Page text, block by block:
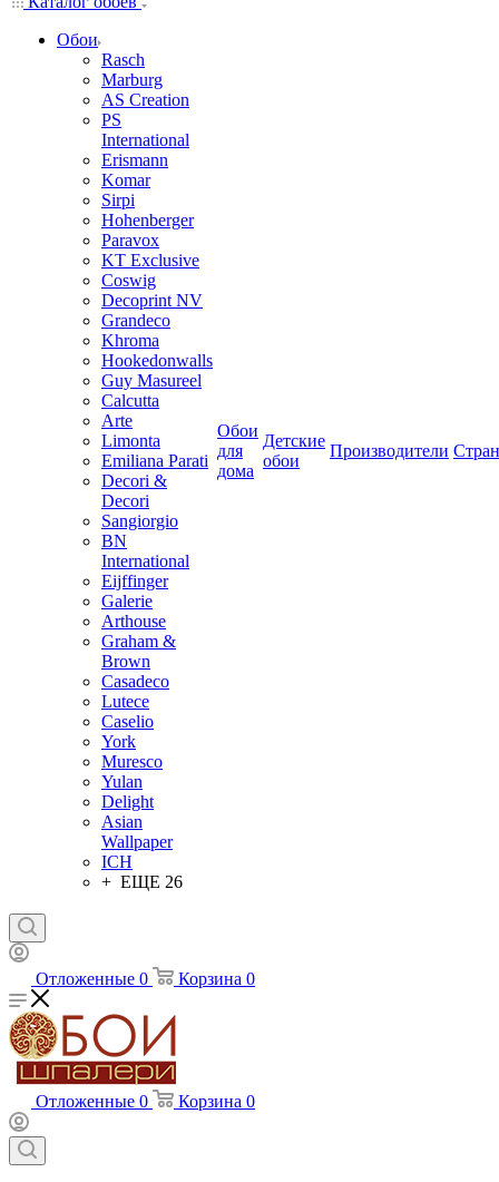
Обои
Rasch
Marburg
AS Creation
PS
International
Erismann
Komar
Sirpi
Hohenberger
Paravox
KT Exclusive
Coswig
Decoprint NV
Grandeco
Khroma
Hookedonwalls
Guy Masureel
Calcutta
Arte
Limonta
Emiliana Parati
Decori &
Decori
Sangiorgio
BN
International
Eijffinger
Galerie
Arthouse
Graham &
Brown
Casadeco
Lutece
Caselio
York
Muresco
Yulan
Delight
Asian
Wallpaper
ICH
+ ЕЩЕ 26
Обои
для
дома
Детские
обои
Производители
Отложенные 0 Корзина 0
Отложенные 0 Корзина 0